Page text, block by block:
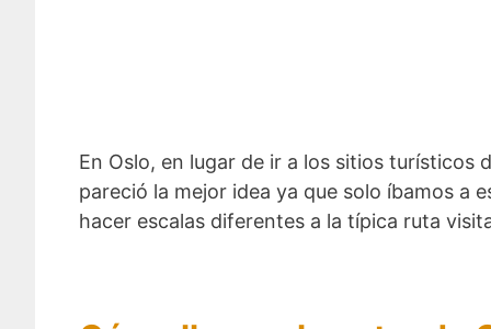
En Oslo, en lugar de ir a los sitios
pareció la mejor idea ya que solo íbamos a
hacer escalas diferentes a la típica ruta